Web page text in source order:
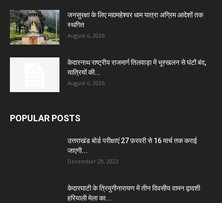
जनसुरक्षा के लिए मद्यमहेश्वर धाम यात्रा अग्रिम आदेशों तक
स्थगित
August 6, 2026
केदारनाथ राष्ट्रीय राजमार्ग तिलवाड़ा में भूस्खलन से घंटों बंद,
यात्रियों की...
August 6, 2026
POPULAR POSTS
उत्तराखंड बोर्ड परीक्षाएं 27 फ़रवरी से 16 मार्च तक कराई
जाएगी...
December 29, 2023
केदारघाटी के त्रियुगीनारायण में तीन दिवसीय वामन द्वादशी
हरियाली मेला का...